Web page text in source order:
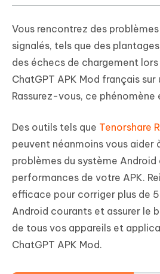
Vous rencontrez des
signalés, tels que des
des échecs de chargement
ChatGPT APK Mod français sur
Rassurez-vous, ce phénomène
Des outils tels que Tenorshare
peuvent néanmoins vous aider
problèmes du système
performances de votre APK.
efficace pour corriger plus de
Android courants et assurer le
de tous vos appareils et
ChatGPT APK Mod.